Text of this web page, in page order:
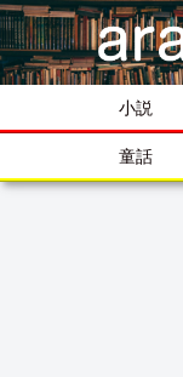
小説
童話